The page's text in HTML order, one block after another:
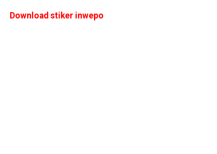
Download stiker inwepo